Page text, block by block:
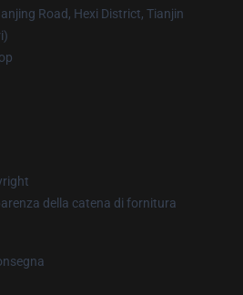
Road, Hexi District, Tianjin
della catena di fornitura